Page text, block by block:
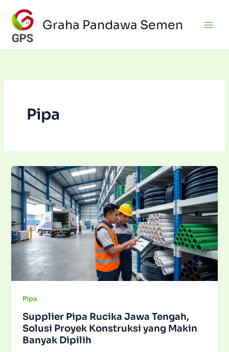
content
Graha Pandawa Semen
Pipa
Pipa
Supplier Pipa Rucika Jawa Tengah,
Solusi Proyek Konstruksi yang Makin
Banyak Dipilih